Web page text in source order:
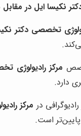
نکیسا ایل در مقابل
تخصصی دکتر
مرکز رادیولوژی
در مرکز